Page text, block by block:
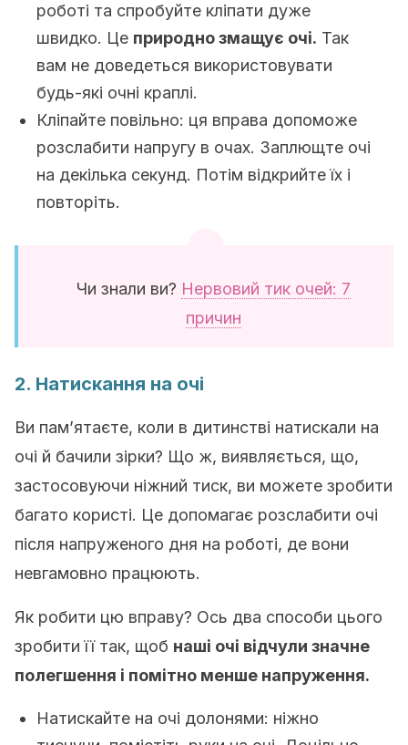
роботі та спробуйте кліпати дуже
швидко. Це природно змащує очі. Так
вам не доведеться використовувати
будь-які очні краплі.
Кліпайте повільно: ця вправа допоможе
розслабити напругу в очах. Заплющте очі
на декілька секунд. Потім відкрийте їх і
повторіть.
Чи знали ви? Нервовий тик очей: 7
причин
2. Натискання на очі
Ви пам’ятаєте, коли в дитинстві натискали на
очі й бачили зірки? Що ж, виявляється, що,
застосовуючи ніжний тиск, ви можете зробити
багато користі. Це допомагає розслабити очі
після напруженого дня на роботі, де вони
невгамовно працюють.
Як робити цю вправу? Ось два способи цього
зробити її так, щоб наші очі відчули значне
полегшення і помітно менше напруження.
Натискайте на очі долонями: ​​ніжно